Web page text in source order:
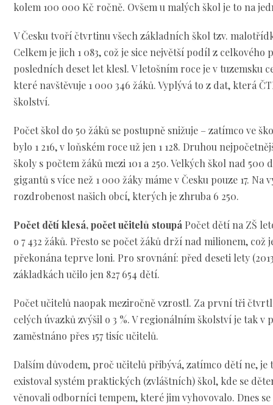
kolem 100 000 Kč ročně. Ovšem u malých škol je to na
V Česku tvoří čtvrtinu všech základních škol tzv.
Celkem je jich 1 083, což je sice největší podíl z celkového
posledních deset let klesl. V letošním roce je v tuzemsku
které navštěvuje 1 000 346 žáků. Vyplývá to z dat, která
školství.
Počet škol do 50 žáků se postupně snižuje – zatímco ve
bylo 1 216, v loňském roce už jen 1 128. Druhou
školy s počtem žáků mezi 101 a 250. Velkých škol nad 500
gigantů s více než 1 000 žáky máme v Česku pouze 17. Na
rozdrobenost našich obcí, kterých je zhruba 6 250.
Počet dětí klesá, počet učitelů stoupá Počet dětí na ZŠ
o 7 432 žáků. Přesto se počet žáků drží nad milionem,
překonána teprve loni. Pro srovnání: před deseti lety
základkách učilo jen 827 654 dětí.
Počet učitelů naopak meziročně vzrostl. Za první tři
celých úvazků zvýšil o 3 %. V regionálním školství je tak v
zaměstnáno přes 157 tisíc učitelů.
Dalším důvodem, proč učitelů přibývá, zatímco dětí ne, je
existoval systém praktických (zvláštních) škol, kde se
věnovali odborníci tempem, které jim vyhovovalo. Dnes